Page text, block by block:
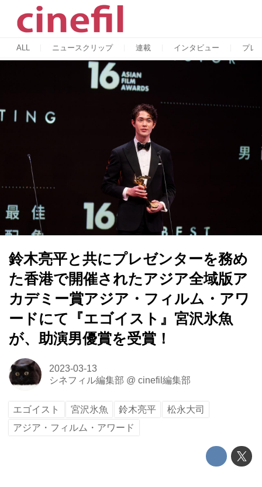
ALL ニュースクリップ 連載 インタビュー プレ
鈴木亮平と共にプレゼンターを務め
た香港で開催されたアジア全域版ア
カデミー賞アジア・フィルム・アワ
ードにて『エゴイスト』宮沢氷魚
が、助演男優賞を受賞！
2023-03-13
シネフィル編集部 @ cinefil編集部
エゴイスト 宮沢氷魚 鈴木亮平
松永大司
アジア・フィルム・アワード